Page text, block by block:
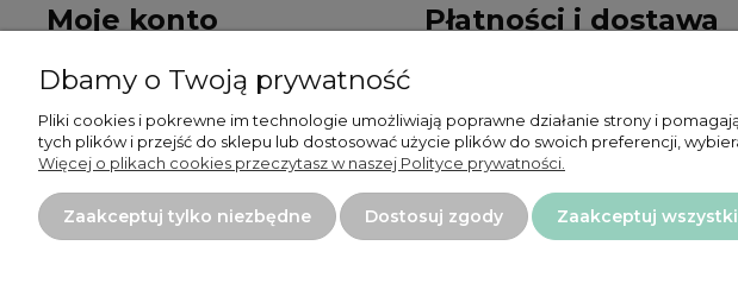
Moje konto
Twoje zamówienia
Ustawienia konta
Przechowalnia
Płatności i dostawa
Czas i koszty dostawy
Dbamy o Twoją prywatność
Pliki cookies i pokrewne im technologie umożliwiają poprawne działanie strony i
tych plików i przejść do sklepu lub dostosować użycie plików do swoich preferencji,
Więcej o plikach cookies przeczytasz w naszej Polityce prywatności.
Zaakceptuj tylko niezbędne Dostosuj zgody Zaakceptuj